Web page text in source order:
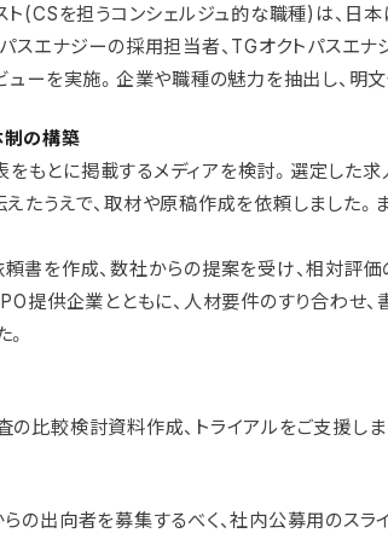
(CSを担うコンシェルジュ的な職種)は、日
スエナジーの採用担当者、TGオクトパスエ
ューを実施。企業や職種の魅力を抽出し、明文
の構築
をもとに掲載するメディアを検討。選定した求
たうえで、取材や原稿作成を依頼しました。
書を作成、数社からの提案を受け、相対評
提供企業とともに、人材要件のすり合わせ、
比較検討資料作成、トライアルをご支援しま
の出向者を募集するべく、社内公募用のスラ